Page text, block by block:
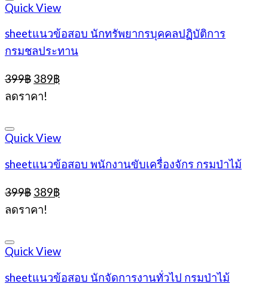
Quick View
sheetแนวข้อสอบ นักทรัพยากรบุคคลปฏิบัติการ
กรมชลประทาน
399฿ Original
price
was:
389฿Current
ลดราคา!
Quick View
sheetแนวข้อสอบ พนักงานขับเครื่องจักร กรมป่าไม้
399฿ Original
price
was:
389฿Current
ลดราคา!
Quick View
sheetแนวข้อสอบ นักจัดการงานทั่วไป กรมป่าไม้